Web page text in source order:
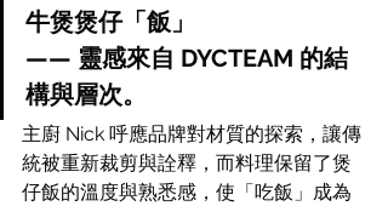
牛煲煲仔「飯」
—— 靈感來自 DYCTEAM 的結
構與層次。
主廚 Nick 呼應品牌對材質的探索，讓傳
統被重新裁剪與詮釋，而料理保留了煲
仔飯的溫度與熟悉感，使「吃飯」成為